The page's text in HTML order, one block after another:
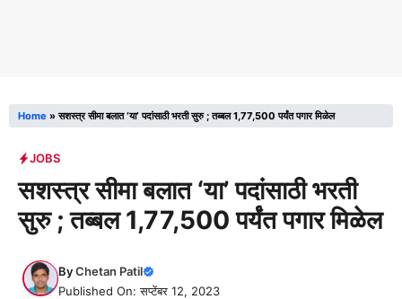
Home »सशस्त्र सीमा बलात ‘या’ पदांसाठी भरती सुरु ; तब्बल 1,77,500 पर्यंत पगार मिळेल
JOBS
सशस्त्र सीमा बलात ‘या’ पदांसाठी भरती
सुरु ; तब्बल 1,77,500 पर्यंत पगार मिळेल
ByChetan Patil
Published On: सप्टेंबर 12, 2023